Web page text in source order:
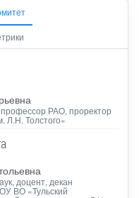
профессор РАО, проректор
Толстого»
доцент, декан
ВО «Тульский